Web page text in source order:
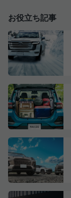
お役立ち記事